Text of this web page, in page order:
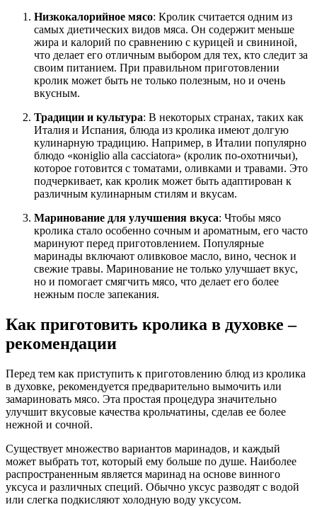
Низкокалорийное мясо: Кролик считается одним из
самых диетических видов мяса. Он содержит меньше
жира и калорий по сравнению с курицей и свининой,
что делает его отличным выбором для тех, кто следит за
своим питанием. При правильном приготовлении
кролик может быть не только полезным, но и очень
вкусным.
Традиции и культура: В некоторых странах, таких как
Италия и Испания, блюда из кролика имеют долгую
кулинарную традицию. Например, в Италии популярно
блюдо «конiglio alla cacciatora» (кролик по-охотничьи),
которое готовится с томатами, оливками и травами. Это
подчеркивает, как кролик может быть адаптирован к
различным кулинарным стилям и вкусам.
Маринование для улучшения вкуса: Чтобы мясо
кролика стало особенно сочным и ароматным, его часто
маринуют перед приготовлением. Популярные
маринады включают оливковое масло, вино, чеснок и
свежие травы. Маринование не только улучшает вкус,
но и помогает смягчить мясо, что делает его более
нежным после запекания.
Как приготовить кролика в духовке –
рекомендации
Перед тем как приступить к приготовлению блюд из кролика
в духовке, рекомендуется предварительно вымочить или
замариновать мясо. Эта простая процедура значительно
улучшит вкусовые качества крольчатины, сделав ее более
нежной и сочной.
Существует множество вариантов маринадов, и каждый
может выбрать тот, который ему больше по душе. Наиболее
распространенным является маринад на основе винного
уксуса и различных специй. Обычно уксус разводят с водой
или слегка подкисляют холодную воду уксусом.